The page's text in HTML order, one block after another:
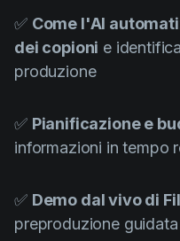
✅ Come l'AI
dei copioni e
produzione
✅ Pianificazione e
informazioni in tempo
✅ Demo dal vivo di
preproduzione